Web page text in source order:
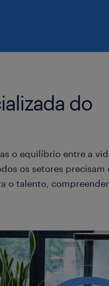
do
o equilíbrio entre a
os setores precisam
o talento,